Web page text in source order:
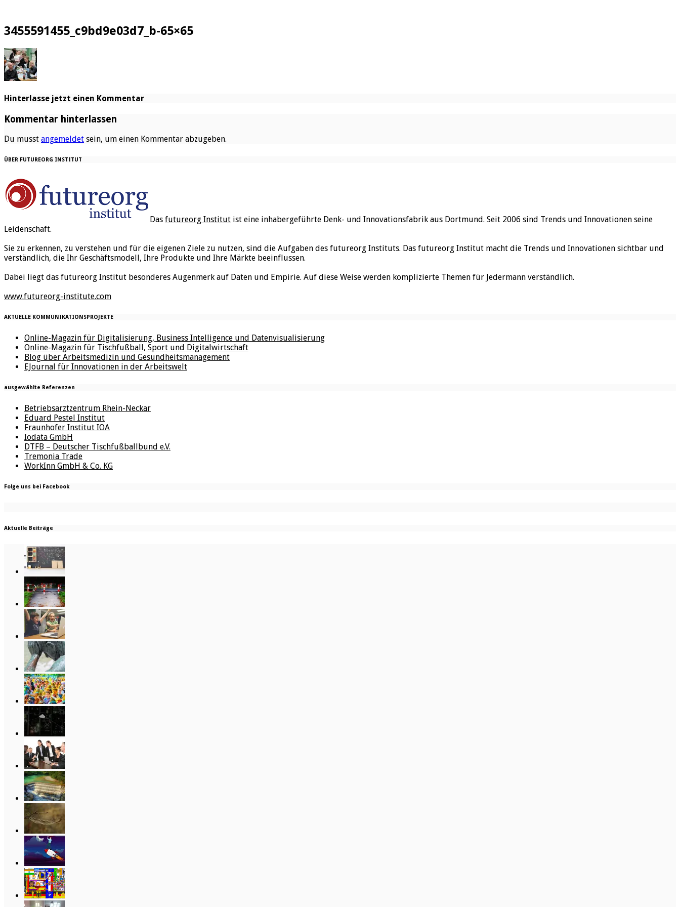
3455591455_c9bd9e03d7_b-65×65
Hinterlasse jetzt einen Kommentar
Kommentar hinterlassen
Du musst angemeldet sein, um einen Kommentar abzugeben.
ÜBER FUTUREORG INSTITUT
Das futureorg Institut ist eine inhabergeführte Denk- und Innovationsfabrik aus Dortmund. Seit 2006 sind Trends und Innovationen seine
Leidenschaft.
Sie zu erkennen, zu verstehen und für die eigenen Ziele zu nutzen, sind die Aufgaben des futureorg Instituts. Das futureorg Institut macht die Trends und Innovationen sichtbar und
verständlich, die Ihr Geschäftsmodell, Ihre Produkte und Ihre Märkte beeinflussen.
Dabei liegt das futureorg Institut besonderes Augenmerk auf Daten und Empirie. Auf diese Weise werden komplizierte Themen für Jedermann verständlich.
www.futureorg-institute.com
AKTUELLE KOMMUNIKATIONSPROJEKTE
Online-Magazin für Digitalisierung, Business Intelligence und Datenvisualisierung
Online-Magazin für Tischfußball, Sport und Digitalwirtschaft
Blog über Arbeitsmedizin und Gesundheitsmanagement
EJournal für Innovationen in der Arbeitswelt
ausgewählte Referenzen
Betriebsarztzentrum Rhein-Neckar
Eduard Pestel Institut
Fraunhofer Institut IOA
Iodata GmbH
DTFB – Deutscher Tischfußballbund e.V.
Tremonia Trade
WorkInn GmbH & Co. KG
Folge uns bei Facebook
Aktuelle Beiträge